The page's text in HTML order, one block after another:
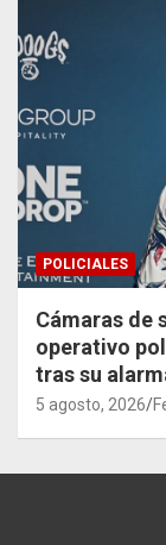
POLICIALES
Cámaras de
operativo
tras su
5 agosto, 2026